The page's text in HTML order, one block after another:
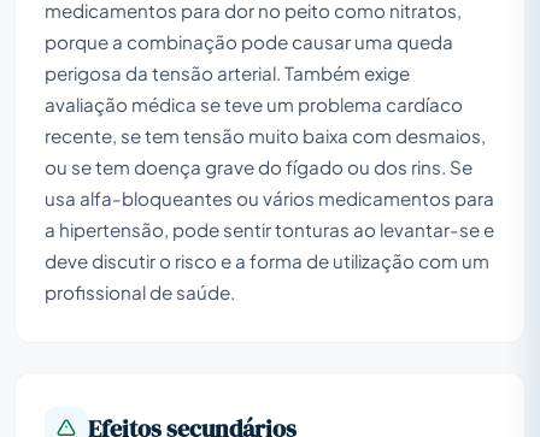
medicamentos para dor no peito como nitratos,
porque a combinação pode causar uma queda
perigosa da tensão arterial. Também exige
avaliação médica se teve um problema cardíaco
recente, se tem tensão muito baixa com desmaios,
ou se tem doença grave do fígado ou dos rins. Se
usa alfa-bloqueantes ou vários medicamentos para
a hipertensão, pode sentir tonturas ao levantar-se e
deve discutir o risco e a forma de utilização com um
profissional de saúde.
Efeitos secundários